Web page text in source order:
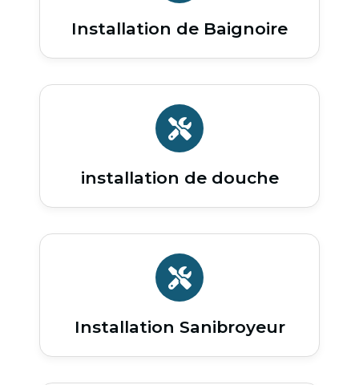
Installation de Baignoire
installation de douche
Installation Sanibroyeur